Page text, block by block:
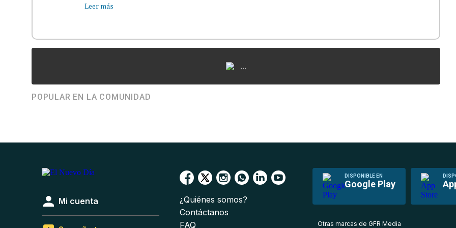
Leer más
...
POPULAR EN LA COMUNIDAD
DISPONIBLE EN
Google Play
Mi cuenta
¿Quiénes somos?
Contáctanos
FAQ
Otras marcas de GFR Media